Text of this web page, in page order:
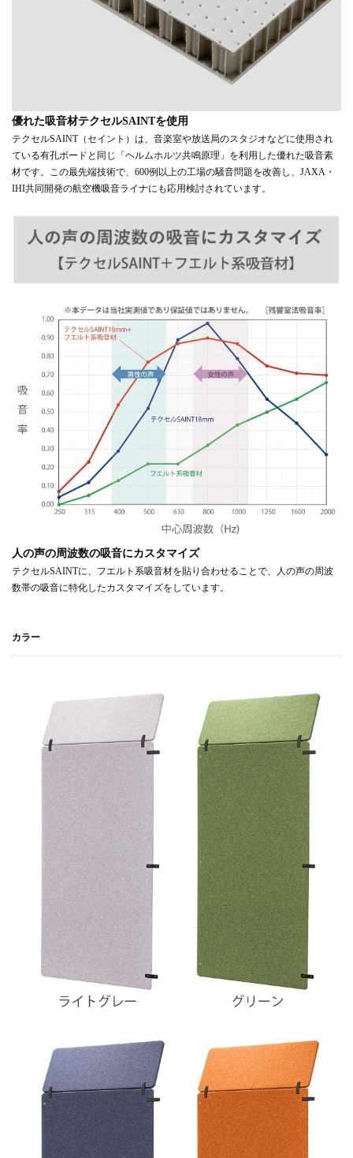
優れた吸音材テクセルSAINTを使用
テクセルSAINT（セイント）は、音楽室や放送局のスタジオなどに使用され
ている有孔ボードと同じ「ヘルムホルツ共鳴原理」を利用した優れた吸音素
材です。この最先端技術で、600例以上の工場の騒音問題を改善し、JAXA・
IHI共同開発の航空機吸音ライナにも応用検討されています。
人の声の周波数の吸音にカスタマイズ
テクセルSAINTに、フエルト系吸音材を貼り合わせることで、人の声の周波
数帯の吸音に特化したカスタマイズをしています。
カラー